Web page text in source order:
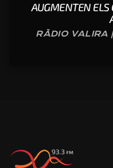
AUGMENTEN ELS
RÀDIO VALIRA